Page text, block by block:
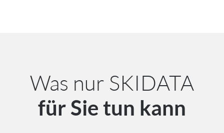
Was nur SKIDATA
für Sie tun kann